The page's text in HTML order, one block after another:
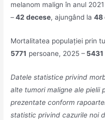
melanom malign în anul
–42 decese, ajungând la48
Mortalitatea populației prin
5771 persoane, 2025 – 5431
Datele statistice privind
alte tumori maligne ale pielii
prezentate conform
statistic privind cazurile noi